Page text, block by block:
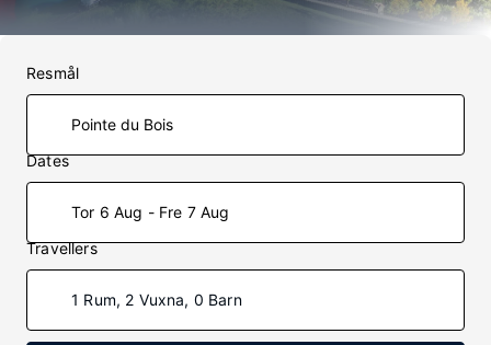
Resmål
Dates
Tor 6 Aug - Fre 7 Aug
Travellers
1 Rum, 2 Vuxna, 0 Barn